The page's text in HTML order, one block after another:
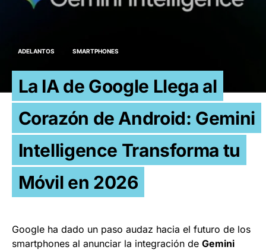
ADELANTOS SMARTPHONES
La IA de Google Llega al
Corazón de Android: Gemini
Intelligence Transforma tu
Móvil en 2026
Google ha dado un paso audaz hacia el futuro de los
smartphones al anunciar la integración de Gemini